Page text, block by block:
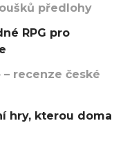
předlohy
RPG pro
– recenze české
hry, kterou doma